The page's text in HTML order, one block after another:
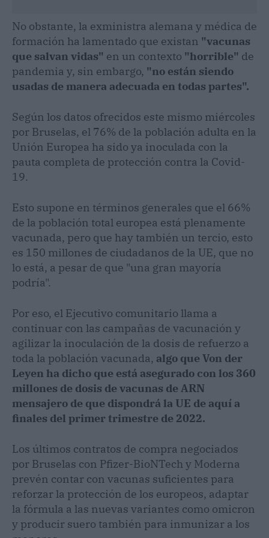
No obstante, la exministra alemana y médica de
formación ha lamentado que existan "vacunas
que salvan vidas" en un contexto "horrible" de
pandemia y, sin embargo, "no están siendo
usadas de manera adecuada en todas partes".
Según los datos ofrecidos este mismo miércoles
por Bruselas, el 76% de la población adulta en la
Unión Europea ha sido ya inoculada con la
pauta completa de protección contra la Covid-
19.
Esto supone en términos generales que el 66%
de la población total europea está plenamente
vacunada, pero que hay también un tercio, esto
es 150 millones de ciudadanos de la UE, que no
lo está, a pesar de que "una gran mayoría
podría".
Por eso, el Ejecutivo comunitario llama a
continuar con las campañas de vacunación y
agilizar la inoculación de la dosis de refuerzo a
toda la población vacunada, algo que Von der
Leyen ha dicho que está asegurado con los 360
millones de dosis de vacunas de ARN
mensajero de que dispondrá la UE de aquí a
finales del primer trimestre de 2022.
Los últimos contratos de compra negociados
por Bruselas con Pfizer-BioNTech y Moderna
prevén contar con vacunas suficientes para
reforzar la protección de los europeos, adaptar
la fórmula a las nuevas variantes como omicron
y producir suero también para inmunizar a los